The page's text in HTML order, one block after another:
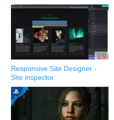
0:9
Responsive Site Designer -
Site inspector